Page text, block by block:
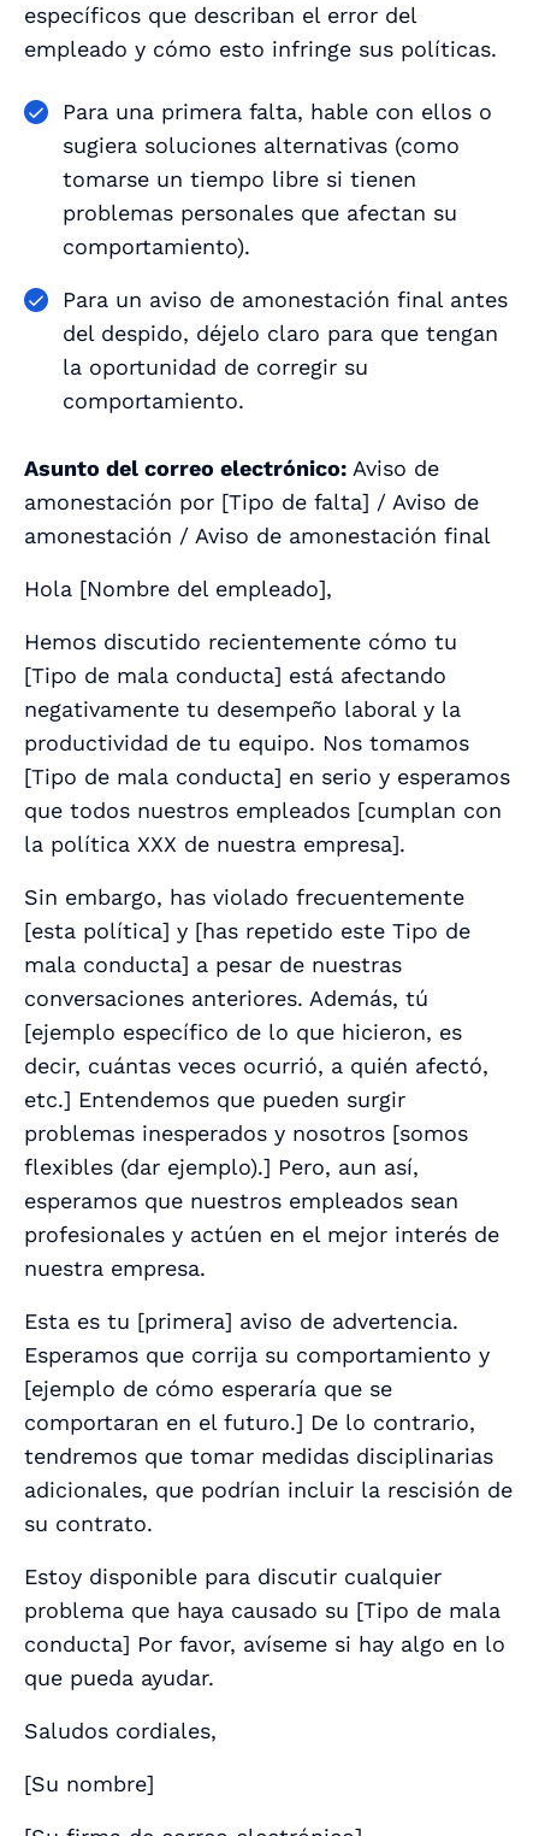
específicos que describan el error del
empleado y cómo esto infringe sus políticas.
Para una primera falta, hable con ellos o
sugiera soluciones alternativas (como
tomarse un tiempo libre si tienen
problemas personales que afectan su
comportamiento).
Para un aviso de amonestación final antes
del despido, déjelo claro para que tengan
la oportunidad de corregir su
comportamiento.
Asunto del correo electrónico: Aviso de
amonestación por [Tipo de falta] / Aviso de
amonestación / Aviso de amonestación final
Hola [Nombre del empleado],
Hemos discutido recientemente cómo tu
[Tipo de mala conducta] está afectando
negativamente tu desempeño laboral y la
productividad de tu equipo. Nos tomamos
[Tipo de mala conducta] en serio y esperamos
que todos nuestros empleados [cumplan con
la política XXX de nuestra empresa].
Sin embargo, has violado frecuentemente
[esta política] y [has repetido este Tipo de
mala conducta] a pesar de nuestras
conversaciones anteriores. Además, tú
[ejemplo específico de lo que hicieron, es
decir, cuántas veces ocurrió, a quién afectó,
etc.] Entendemos que pueden surgir
problemas inesperados y nosotros [somos
flexibles (dar ejemplo).] Pero, aun así,
esperamos que nuestros empleados sean
profesionales y actúen en el mejor interés de
nuestra empresa.
Esta es tu [primera] aviso de advertencia.
Esperamos que corrija su comportamiento y
[ejemplo de cómo esperaría que se
comportaran en el futuro.] De lo contrario,
tendremos que tomar medidas disciplinarias
adicionales, que podrían incluir la rescisión de
su contrato.
Estoy disponible para discutir cualquier
problema que haya causado su [Tipo de mala
conducta] Por favor, avíseme si hay algo en lo
que pueda ayudar.
Saludos cordiales,
[Su nombre]